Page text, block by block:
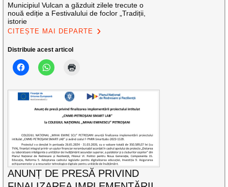
Municipiul Vulcan a găzduit zilele trecute o
nouă ediție a Festivalului de foclor „Tradiții,
istorie
CITEȘTE MAI DEPARTE
Distribuie acest articol
ANUNȚ DE PRESĂ PRIVIND